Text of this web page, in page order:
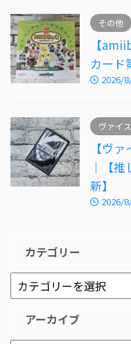
その他
【
カード
2026/
ヴァイ
【ヴ
｜【
新】
2026/
カテゴリー
アーカイブ